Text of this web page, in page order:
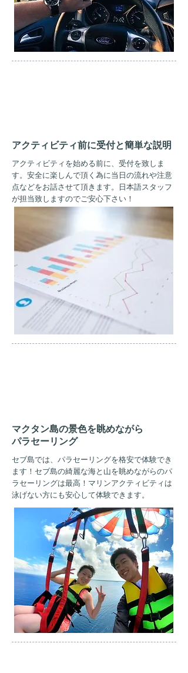
アクティビティ前に受付と簡単な説明
アクティビティを始める前に、受付を致しま
す。安全に楽しんで頂く為に当日の流れや注意
点などをお話させて頂きます。日本語スタッフ
が担当致しますのでご安心下さい！
マクタン島の景色を眺めながら
パラセーリング
セブ島では、パラセーリングを格安で体験でき
ます！セブ島の綺麗な海と山を眺めながらのパ
ラセーリングは最高！マリンアクティビティは
泳げない方にも安心して体験できます。